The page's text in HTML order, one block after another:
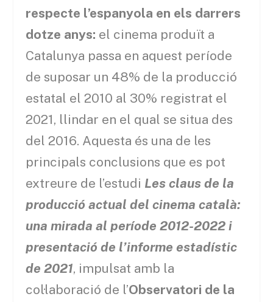
respecte l’espanyola en els darrers
dotze anys: el cinema produït a
Catalunya passa en aquest període
de suposar un 48% de la producció
estatal el 2010 al 30% registrat el
2021, llindar en el qual se situa des
del 2016. Aquesta és una de les
principals conclusions que es pot
extreure de l’estudi Les claus de la
producció actual del cinema català:
una mirada al període 2012-2022 i
presentació de l’informe estadístic
de 2021, impulsat amb la
col·laboració de l’Observatori de la